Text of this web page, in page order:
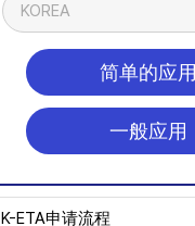
KOREA
简单的应用
一般应用
K-ETA申请流程